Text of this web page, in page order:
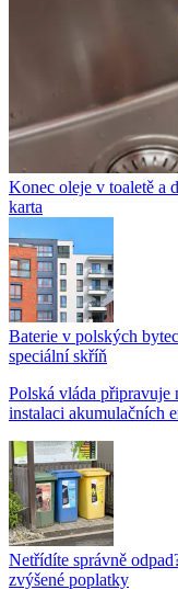
Konec oleje v toaletě a
karta
Baterie v polských
speciální skříň
Polská vláda připravuje
instalaci akumulačních
Netřídíte správně
zvýšené poplatky